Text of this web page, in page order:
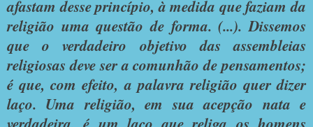
afastam desse princípio, à medida que faziam da
religião uma questão de forma. (...). Dissemos
que o verdadeiro objetivo das assembleias
religiosas deve ser a comunhão de pensamentos;
é que, com efeito, a palavra religião quer dizer
laço. Uma religião, em sua acepção nata e